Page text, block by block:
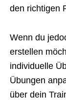
den richtigen
Wenn du
erstellen
individuelle
Übungen
über dein